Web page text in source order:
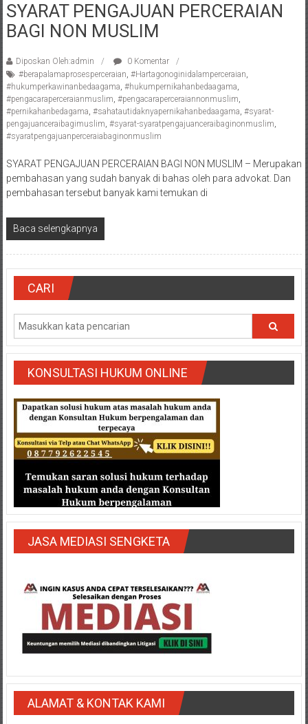
Pengacara
Perceraian/
/
Konsultan
Hukum
/
Konsultan
Hukum
Pajak/
Mediator/
Mediasi/
Kidul/Wonosari/Wates/Kulonprogo/
Yogyakarta/Jogja/
Purwakarta,
Sukoharjo/
Batang/Brebes/
Purworejo,
Kebumen/Magelang/Temanggung/Mungkid/Demak/
Batu/
Bekasi/Jakarta
selatan/
Jakarta
Utara/
Jakarta
Pusat/
Karawang/
Lampung
Barat/
Lampung
Jambi/
Bengkulu/
Aceh/
Damasyaraya/
Solok/
Padang
Selatan/Padang
SYARAT PENGAJUAN PERCERAIAN
BAGI NON MUSLIM
Diposkan Oleh:admin
0 Komentar
#berapalamaprosesperceraian, #Hartagonoginidalamperceraian,
#hukumperkawinanbedaagama, #hukumpernikahanbedaagama,
#pengacaraperceraianmuslim, #pengacaraperceraiannonmuslim,
#pernikahanbedagama, #sahatautidaknyapernikahanbedaagama, #syarat-
pengajuanceraibagimuslim, #syarat-syaratpengajuanceraibaginonmuslim,
#syaratpengajuanperceraiabaginonmuslim
SYARAT PENGAJUAN PERCERAIAN BAGI NON MUSLIM – Merupakan
pembahasan yang sudah banyak di bahas oleh para advokat. Dan
pembahasan tersebut banyak kami temukan di
Baca selengkapnya
CARI
KONSULTASI HUKUM ONLINE
JASA MEDIASI SENGKETA
ALAMAT & KONTAK KAMI